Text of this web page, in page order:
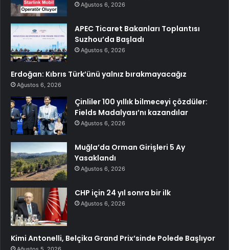
Ağustos 6, 2026
APEC Ticaret Bakanları Toplantısı
Suzhou’da Başladı
Ağustos 6, 2026
Erdoğan: Kıbrıs Türk’ünü yalnız bırakmayacağız
Ağustos 6, 2026
Çinliler 100 yıllık bilmeceyi çözdüler:
Fields Madalyası’nı kazandılar
Ağustos 6, 2026
Muğla’da Orman Girişleri 5 Ay
Yasaklandı
Ağustos 6, 2026
CHP için 24 yıl sonra bir ilk
Ağustos 6, 2026
Kimi Antonelli, Belçika Grand Prix’sinde Polede Başlıyor